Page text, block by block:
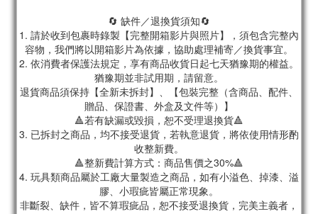
🔄 缺件／退換貨須知🔄
1. 請於收到包裹時錄製【完整開箱影片與照片】，須包含完整內
容物，我們將以開箱影片為依據，協助處理補寄／換貨事宜。
2. 依消費者保護法規定，享有商品收貨日起七天猶豫期的權益。
猶豫期並非試用期，請留意。
退貨商品須保持【全新未拆封】、【包裝完整（含商品、配件、
贈品、保證書、外盒及文件等）】
🔺若有缺漏或毀損，恕不受理退換貨🔺
3. 已拆封之商品，均不接受退貨，若執意退貨，將依使用情形酌
收整新費。
🔺整新費計算方式：商品售價之30%🔺
4. 玩具類商品屬於工廠大量製造之商品，如有小溢色、掉漆、溢
膠、小瑕疵皆屬正常現象。
非斷裂、缺件，皆不算瑕疵品，恕不接受退換貨，完美主義者，